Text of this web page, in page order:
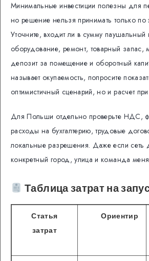
Минимальные инвестиции полезны для
но решение нельзя принимать только по
Уточните, входит ли в сумму паушальный
оборудование, ремонт, товарный запас,
депозит за помещение и оборотный
называет окупаемость, попросите
оптимистичный сценарий, но и расчет
Для Польши отдельно проверьте НДС,
расходы на бухгалтерию, трудовые
локальные разрешения. Даже если сеть
конкретный город, улица и команда
Таблица затрат на
Статья
затрат
Ориентир